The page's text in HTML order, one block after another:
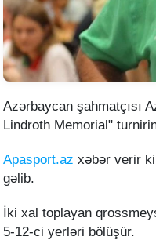
Azərbaycan şahmatçısı
Lindroth Memorial"
Apasport.az xəbər verir
gəlib.
İki xal toplayan
5-12-ci yerləri bölüşür.